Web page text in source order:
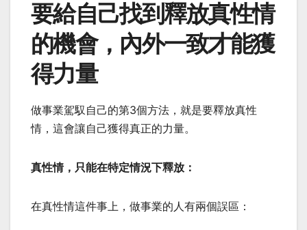
要給自己找到釋放真性情
的機會，內外一致才能獲
得力量
做事業駕馭自己的第3個方法，就是要釋放真性
情，這會讓自己獲得真正的力量。
真性情，只能在特定情況下釋放：
在真性情這件事上，做事業的人有兩個誤區：